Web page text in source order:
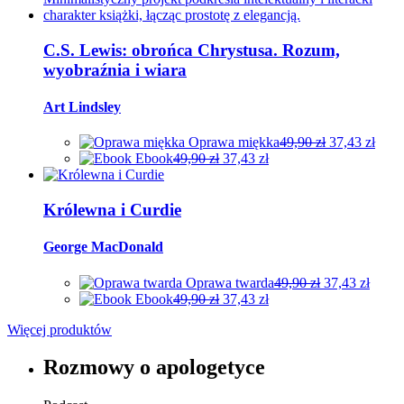
wariantów.
można
wybrać
na
produktu
C.S. Lewis: obrońca Chrystusa. Rozum,
wyobraźnia i wiara
Art Lindsley
Oprawa miękka49,90zł 37,43 zł
Ebook49,90zł 37,43 zł
Ten
ma
wiele
wariantów.
Opcje
wybrać
produktu
Królewna i Curdie
George MacDonald
Oprawa twarda49,90zł 37,43 zł
Ebook49,90zł 37,43 zł
produkt
wiele
wariantów.
Więcej produktów
Rozmowy o apologetyce